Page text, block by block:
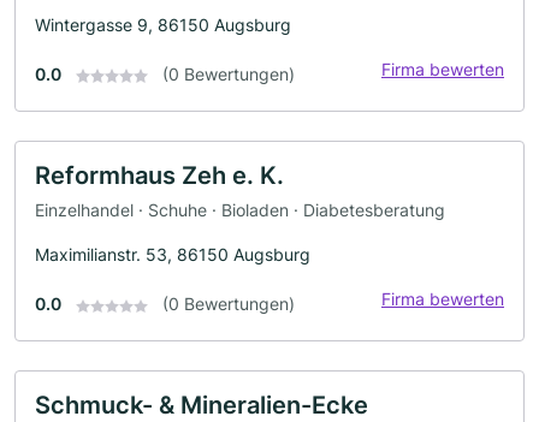
Wintergasse 9, 86150 Augsburg
0.0 (0 Bewertungen) Firma bewerten
Reformhaus Zeh e. K.
Einzelhandel · Schuhe · Bioladen · Diabetesberatung
Maximilianstr. 53, 86150 Augsburg
0.0 (0 Bewertungen) Firma bewerten
Schmuck- & Mineralien-Ecke